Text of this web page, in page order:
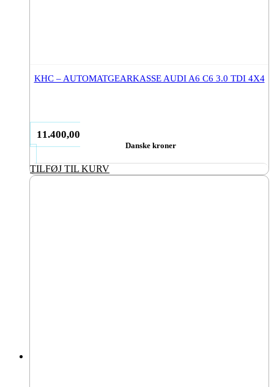
KHC – AUTOMATGEARKASSE AUDI A6 C6 3.0 TDI 4X4
11.400,00
Danske kroner
TILFØJ TIL KURV